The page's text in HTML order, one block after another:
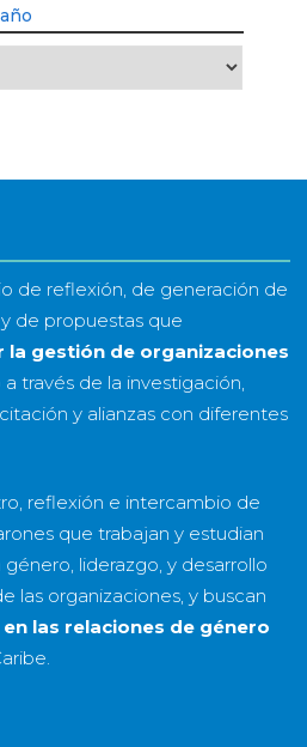
de reflexión, de generación de
de propuestas que
la gestión de organizaciones
través de la investigación,
y alianzas con diferentes
reflexión e intercambio de
que trabajan y estudian
liderazgo, y desarrollo
las organizaciones, y buscan
las relaciones de género